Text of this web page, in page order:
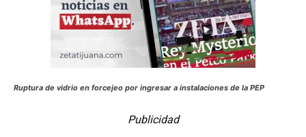
Ruptura de vidrio en forcejeo por ingresar a instalaciones de la PEP
Publicidad